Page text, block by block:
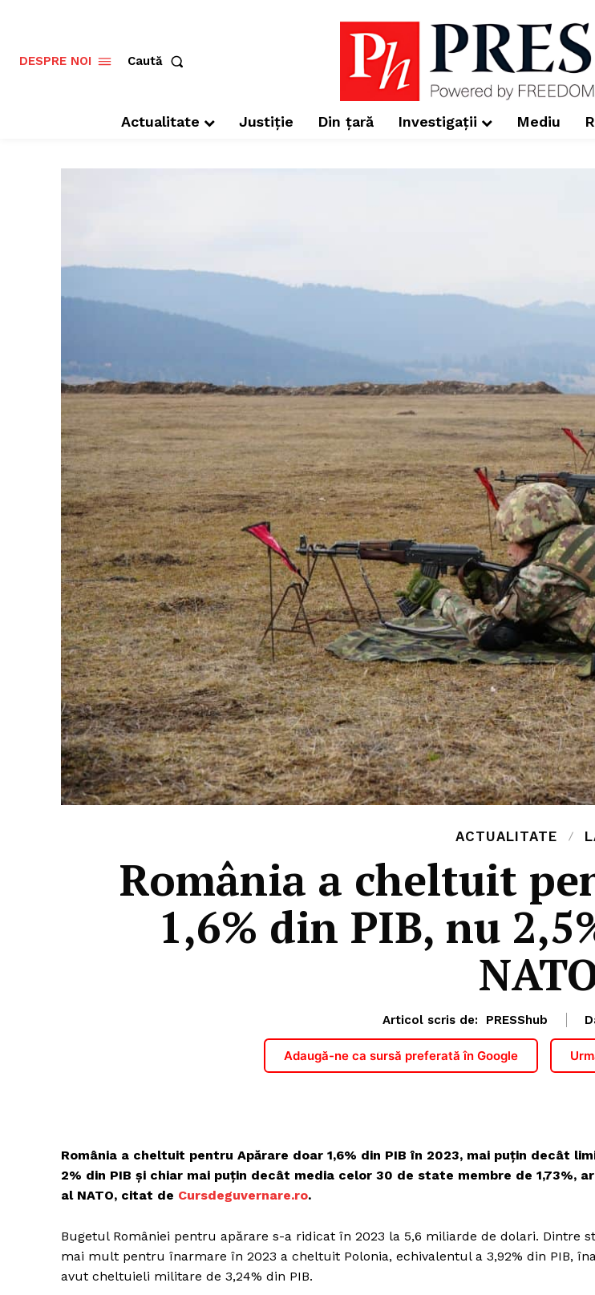
DESPRE NOI Caută
Actualitate Justiție Din țară Investigații Mediu
ACTUALITATE
România a cheltuit
1,6% din PIB, nu
Articol scris de: PRESShub
Adaugă-ne ca sursă preferată în Google
România a cheltuit pentru Apărare doar 1,6% din PIB în 2023, mai puțin decât
2% din PIB și chiar mai puțin decât media celor 30 de state membre de 1,73%,
al NATO, citat de Cursdeguvernare.ro.
Bugetul României pentru apărare s-a ridicat în 2023 la 5,6 miliarde de dolari. Dintre
mai mult pentru înarmare în 2023 a cheltuit Polonia, echivalentul a 3,92% din PIB,
avut cheltuieli militare de 3,24% din PIB.